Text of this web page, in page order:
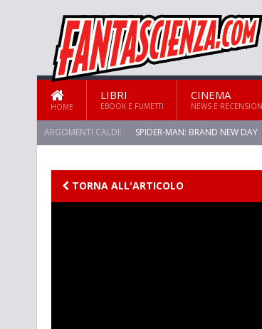
HOME
LIBRI
EBOOK E FUMETTI
CINEMA
NEWS E
ARGOMENTI CALDI: SPIDER-MAN: BRAND NEW DAY
TORNA ALL'ARTICOLO